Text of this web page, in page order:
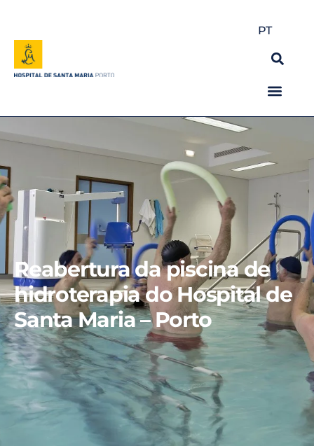
PT
Reabertura da piscina de
hidroterapia do Hospital de
Santa Maria – Porto